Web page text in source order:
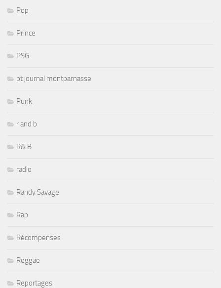
Pop
Prince
PSG
pt journal montparnasse
Punk
r and b
R& B
radio
Randy Savage
Rap
Récompenses
Reggae
Reportages